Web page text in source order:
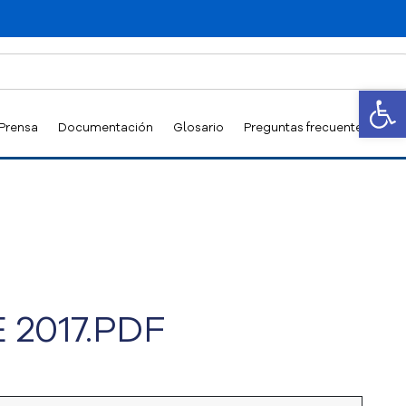
Documentación Glosario Preguntas frecuentes